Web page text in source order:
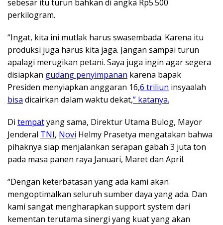
sebesar itu turun bahkan di angka Rp5.500
perkilogram.
“Ingat, kita ini mutlak harus swasembada. Karena itu
produksi juga harus kita jaga. Jangan sampai turun
apalagi merugikan petani. Saya juga ingin agar segera
disiapkan gudang penyimpanan karena bapak
Presiden menyiapkan anggaran 16,6 triliun insyaalah
bisa dicairkan dalam waktu dekat,” katanya.
Di tempatyang sama, Direktur Utama Bulog, Mayor
Jenderal TNI, Novi Helmy Prasetya mengatakan bahwa
pihaknya siap menjalankan serapan gabah 3 juta ton
pada masa panen raya Januari, Maret dan April.
“Dengan keterbatasan yang ada kami akan
mengoptimalkan seluruh sumber daya yang ada. Dan
kami sangat mengharapkan support system dari
kementan terutama sinergi yang kuat yang akan